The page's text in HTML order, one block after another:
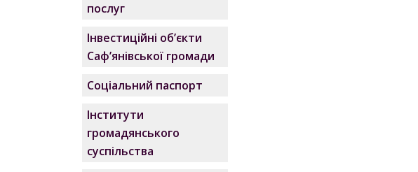
послуг
Інвестиційні об’єкти
Саф’янівської громади
Соціальний паспорт
Інститути
громадянського
суспільства